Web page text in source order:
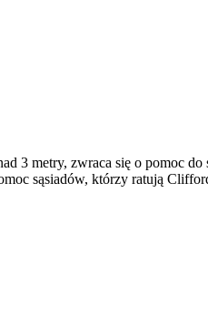
3 metry, zwraca się o pomoc
sąsiadów, którzy ratują